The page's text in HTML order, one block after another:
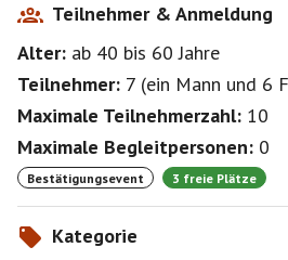
Teilnehmer & Anmeldung
Alter: ab 40 bis 60Jahre
Teilnehmer: 7 (ein Mann und 6
Maximale Teilnehmerzahl: 10
Maximale Begleitpersonen: 0
Bestätigungsevent 3 freie Plätze
Kategorie